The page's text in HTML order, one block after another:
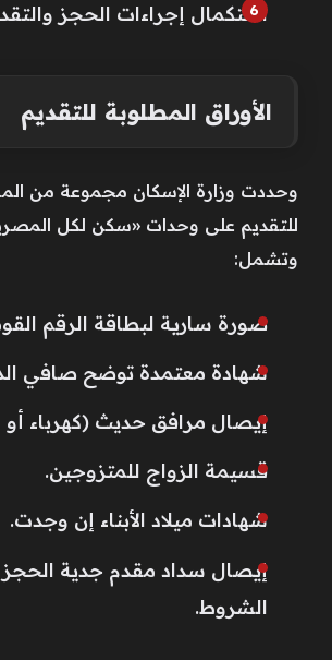
استكمال إجراءات الحجز
الأوراق المطلوبة للتقديم
وحددت وزارة الإسكان مجموعة من
وتشمل:
صورة سارية لبطاقة الرقم
شهادة معتمدة توضح صافي
إيصال مرافق حديث (كهرباء أو
قسيمة الزواج للمتزوجين.
شهادات ميلاد الأبناء إن وجدت.
إيصال سداد مقدم جدية
الشروط.